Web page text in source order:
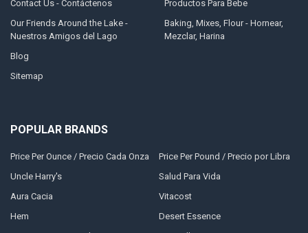
Contact Us - Contáctenos
Our Friends Around the Lake -
Nuestros Amigos del Lago
Blog
Sitemap
Productos Para Bebe
Baking, Mixes, Flour - Hornear,
Mezclar, Harina
POPULAR BRANDS
Price Per Ounce / Precio Cada Onza
Uncle Harry's
Aura Cacia
Hem
Price Per Pound / Precio por Libra
Salud Para Vida
Vitacost
Desert Essence